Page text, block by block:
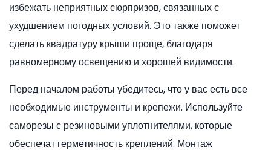
избежать неприятных сюрпризов, связанных с
ухудшением погодных условий. Это также поможет
сделать квадратуру крыши проще, благодаря
равномерному освещению и хорошей видимости.
Перед началом работы убедитесь, что у вас есть все
необходимые инструменты и крепежи. Используйте
саморезы с резиновыми уплотнителями, которые
обеспечат герметичность креплений. Монтаж